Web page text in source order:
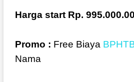
Harga start Rp.
Promo : Free Biaya
Nama